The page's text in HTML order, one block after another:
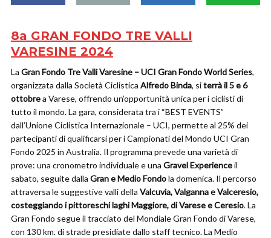
8a GRAN FONDO TRE VALLI
VARESINE 2024
La Gran Fondo Tre Valli Varesine – UCI Gran Fondo World Series,
organizzata dalla Società Ciclistica Alfredo Binda, siterrà il 5 e 6
ottobrea Varese, offrendo un’opportunità unica per i ciclisti di
tutto il mondo. La gara, considerata tra i “BEST EVENTS”
dall’Unione Ciclistica Internazionale – UCI, permette al 25% dei
partecipanti di qualificarsi per i Campionati del Mondo UCI Gran
Fondo 2025 in Australia. Il programma prevede una varietà di
prove: una cronometro individuale e una Gravel Experienceil
sabato, seguite dalla Gran e Medio Fondola domenica. Il percorso
attraversa le suggestive valli della Valcuvia, Valganna e Valceresio,
costeggiando i pittoreschi laghi Maggiore, di Varese e Ceresio. La
Gran Fondo segue il tracciato del Mondiale Gran Fondo di Varese,
con 130 km. di strade presidiate dallo staff tecnico. La Medio